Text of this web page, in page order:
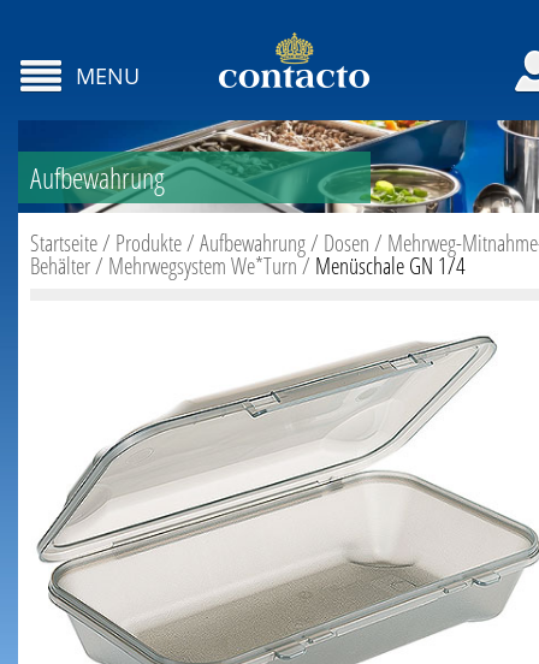
MENU
Aufbewahrung
Startseite/ Produkte/Aufbewahrung/ Dosen/ Mehrweg-
Behälter/ Mehrwegsystem We*Turn/ Menüschale GN 1/4